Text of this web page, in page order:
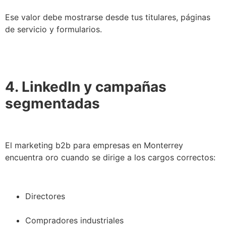
Ese valor debe mostrarse desde tus titulares, páginas
de servicio y formularios.
4. LinkedIn y campañas
segmentadas
El marketing b2b para empresas en Monterrey
encuentra oro cuando se dirige a los cargos correctos:
Directores
Compradores industriales